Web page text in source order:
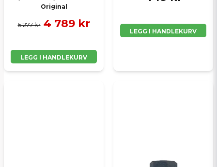
Original
5 277 kr 4 789 kr
LEGG I HANDLEKURV
LEGG I HANDLEKURV